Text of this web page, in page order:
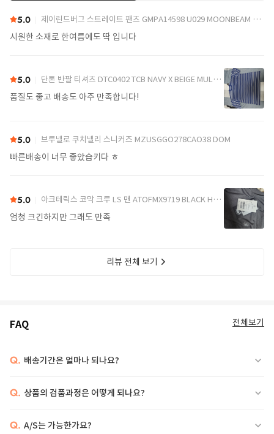
5.0 제이린드버그 스트레이트 팬츠 GMPA14598 U029 MOONBEAM DOM
시원한 소재로 한여름에도 딱 입니다
5.0 단톤 반팔 티셔츠 DTC0402 TCB NAVY X BEIGE MULTI DOM
품질도 좋고 배송도 아주 만족합니다!
5.0 브루넬로 쿠치넬리 스니커즈 MZUSGGO278CAO38 DOM
빠른배송이 너무 좋았습키다 ㅎ
5.0 아크테릭스 코막 크루 LS 맨 ATOFMX9719 BLACK HEATHER DOM
엄청 크긴하지만 그래도 만족
리뷰 전체 보기
FAQ 전체보기
Q. 배송기간은 얼마나 되나요?
Q. 상품의 검품과정은 어떻게 되나요?
Q. A/S는 가능한가요?